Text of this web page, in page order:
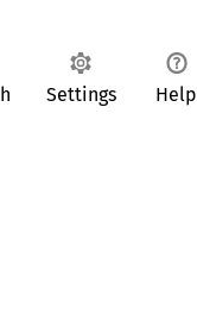
Settings Help